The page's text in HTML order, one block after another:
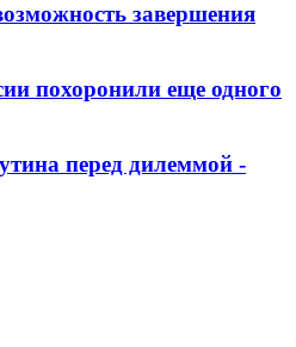
завершения
похоронили еще одного
перед дилеммой -